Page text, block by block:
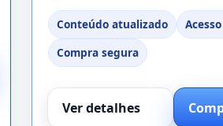
Conteúdo atualizado
Compra segura
Ver detalhes